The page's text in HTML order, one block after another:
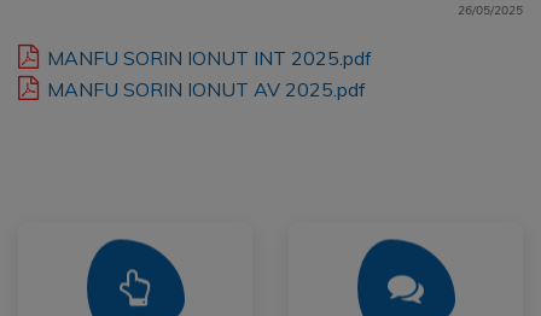
26/05/2025
MANFU SORIN IONUT INT 2025.pdf
MANFU SORIN IONUT AV 2025.pdf
Mai Mult Mai Mult